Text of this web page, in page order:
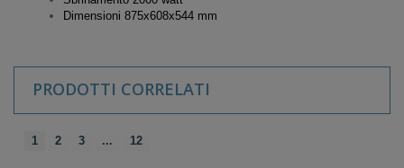
Dimensioni 875x608x544 mm
PRODOTTI CORRELATI
1 2 3 ... 12